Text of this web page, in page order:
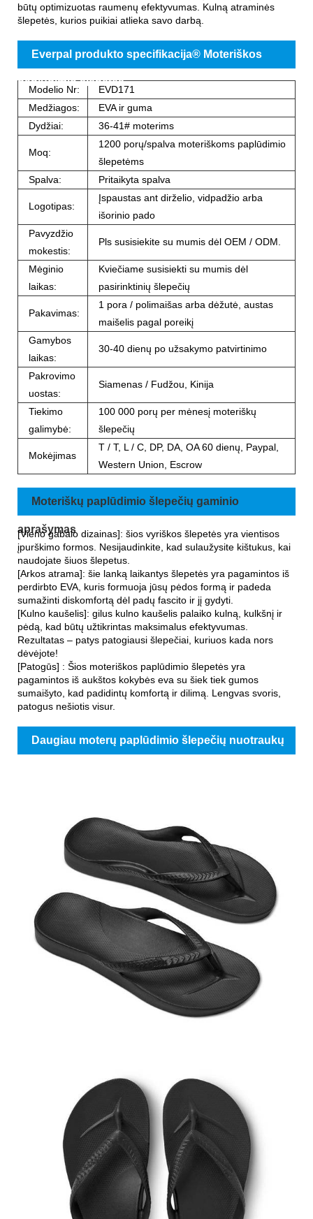
būtų optimizuotas raumenų efektyvumas. Kulną atraminės
šlepetės, kurios puikiai atlieka savo darbą.
Everpal produkto specifikacija® Moteriškos
paplūdimio šlepetės
Modelio Nr:
EVD171
Medžiagos:
EVA ir guma
Dydžiai:
36-41# moterims
Moq:
1200 porų/spalva moteriškoms paplūdimio
šlepetėms
Spalva:
Pritaikyta spalva
Logotipas:
Įspaustas ant dirželio, vidpadžio arba
išorinio pado
Pavyzdžio
mokestis:
Pls susisiekite su mumis dėl OEM / ODM.
Mėginio
laikas:
Kviečiame susisiekti su mumis dėl
pasirinktinių šlepečių
Pakavimas:
1 pora / polimaišas arba dėžutė, austas
maišelis pagal poreikį
Gamybos
laikas:
30-40 dienų po užsakymo patvirtinimo
Pakrovimo
uostas:
Siamenas / Fudžou, Kinija
Tiekimo
galimybė:
100 000 porų per mėnesį moteriškų
šlepečių
Mokėjimas
T / T, L / C, DP, DA, OA 60 dienų, Paypal,
Western Union, Escrow
Moteriškų paplūdimio šlepečių gaminio
aprašymas
[Vieno gabalo dizainas]: šios vyriškos šlepetės yra vientisos
įpurškimo formos. Nesijaudinkite, kad sulaužysite kištukus, kai
naudojate šiuos šlepetus.
[Arkos atrama]: šie lanką laikantys šlepetės yra pagamintos iš
perdirbto EVA, kuris formuoja jūsų pėdos formą ir padeda
sumažinti diskomfortą dėl padų fascito ir jį gydyti.
[Kulno kaušelis]: gilus kulno kaušelis palaiko kulną, kulkšnį ir
pėdą, kad būtų užtikrintas maksimalus efektyvumas.
Rezultatas – patys patogiausi šlepečiai, kuriuos kada nors
dėvėjote!
[Patogūs] : Šios moteriškos paplūdimio šlepetės yra
pagamintos iš aukštos kokybės eva su šiek tiek gumos
sumaišyto, kad padidintų komfortą ir dilimą. Lengvas svoris,
patogus nešiotis visur.
Daugiau moterų paplūdimio šlepečių nuotraukų